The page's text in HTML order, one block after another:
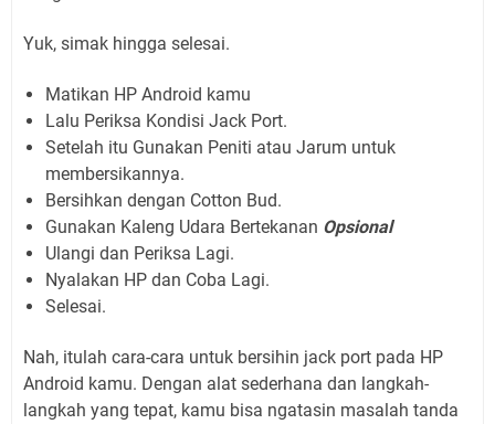
Yuk, simak hingga selesai.
Matikan HP Android kamu
Lalu Periksa Kondisi Jack Port.
Setelah itu Gunakan Peniti atau Jarum untuk
membersikannya.
Bersihkan dengan Cotton Bud.
Gunakan Kaleng Udara Bertekanan Opsional
Ulangi dan Periksa Lagi.
Nyalakan HP dan Coba Lagi.
Selesai.
Nah, itulah cara-cara untuk bersihin jack port pada HP
Android kamu. Dengan alat sederhana dan langkah-
langkah yang tepat, kamu bisa ngatasin masalah tanda